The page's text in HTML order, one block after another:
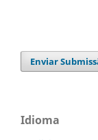
Enviar
Idioma